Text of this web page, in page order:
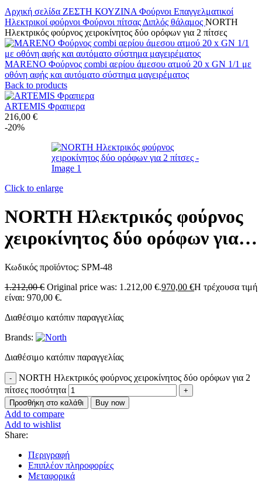
Αρχική σελίδα ΖΕΣΤΗ ΚΟΥΖΙΝΑ Φούρνοι Επαγγελματικοί
Ηλεκτρικοί φούρνοι Φούρνοι πίτσας Διπλός θάλαμος NORTH
Ηλεκτρικός φούρνος χειροκίνητος δύο ορόφων για 2 πίτσες
MARENO Φούρνος combi αερίου άμεσου ατμού 20 x GN 1/1 με
οθόνη αφής και αυτόματο σύστημα μαγειρέματος
Back to products
ARTEMIS Φραπιερα
216,00 €
-20%
Click to enlarge
NORTH Ηλεκτρικός φούρνος
χειροκίνητος δύο ορόφων για 2
πίτσες
Κωδικός προϊόντος: SPM-48
1.212,00€ Original price was: 1.212,00 €.970,00 €Η τρέχουσα τιμή
είναι: 970,00 €.
Διαθέσιμο κατόπιν παραγγελίας
Brands:
Διαθέσιμο κατόπιν παραγγελίας
NORTH Ηλεκτρικός φούρνος χειροκίνητος δύο ορόφων για 2
πίτσες ποσότητα
Προσθήκη στο καλάθι Buy now
Add to compare
Add to wishlist
Share:
Περιγραφή
Επιπλέον πληροφορίες
Μεταφορικά